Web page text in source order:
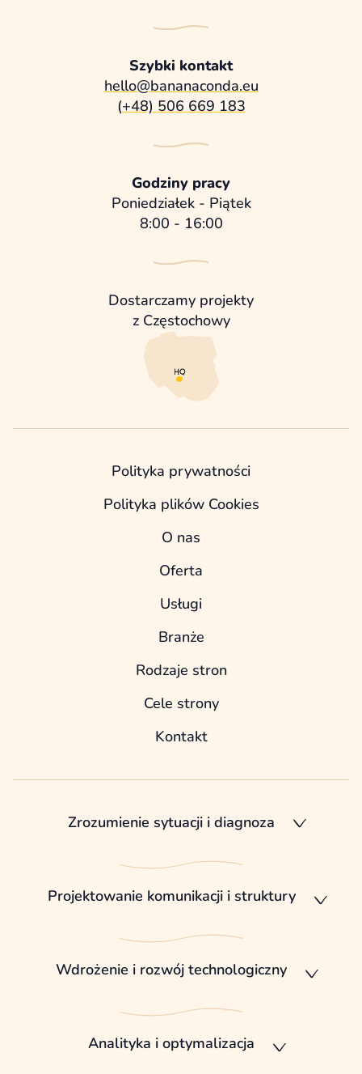
Szybki kontakt
hello@bananaconda.eu
(+48) 506 669 183
Godziny pracy
Poniedziałek - Piątek
8:00 - 16:00
Dostarczamy projekty
z Częstochowy
Polityka prywatności
Polityka plików Cookies
O nas
Oferta
Usługi
Branże
Rodzaje stron
Cele strony
Kontakt
Zrozumienie sytuacji i diagnoza
Projektowanie komunikacji i struktury
Wdrożenie i rozwój technologiczny
Analityka i optymalizacja